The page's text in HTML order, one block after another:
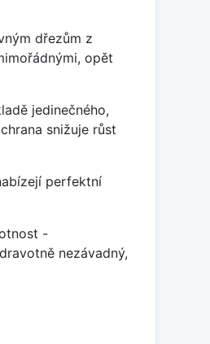
dřezům z
opět
jedinečného,
snižuje růst
perfektní
-
nezávadný,